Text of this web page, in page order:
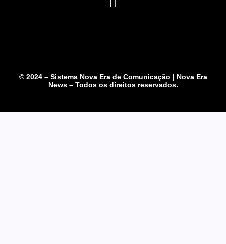
© 2024 – Sistema Nova Era de Comunicação | Nova Era
News – Todos os direitos reservados.